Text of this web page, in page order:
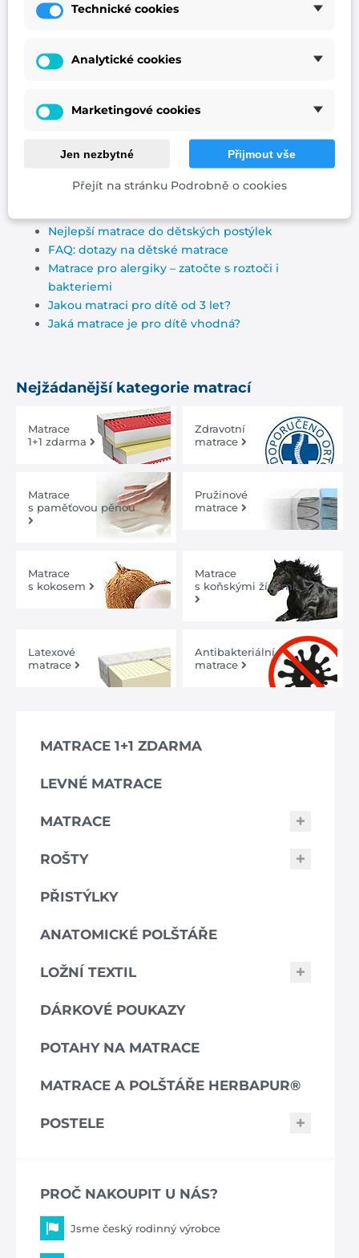
Uložte své děťátko do postýlky s moderní přírodní
a uvidíte, jak vám bude krásně prospívat.
Matrace do dětské postýlky 120x60 Baby Natural
Další tipy na dětské matracedo postýlky:
Nejlepší matrace do dětských postýlek
FAQ: dotazy na dětské matrace
Matrace pro alergiky – zatočte s roztoči i
bakteriemi
Jakou matraci pro dítě od 3 let?
Jaká matrace je pro dítě vhodná?
Nejžádanější kategorie matrací
Matrace
1+1 zdarma
Zdravotní
matrace
Matrace
s paměťovou pěnou
Pružinové
matrace
Matrace
s kokosem
Matrace
s koňskými žíněmi
Latexové
matrace
Antibakteriální
matrace
MATRACE 1+1 ZDARMA
LEVNÉ MATRACE
MATRACE
ROŠTY
PŘISTÝLKY
ANATOMICKÉ POLŠTÁŘE
LOŽNÍ TEXTIL
DÁRKOVÉ POUKAZY
POTAHY NA MATRACE
MATRACE A POLŠTÁŘE HERBAPUR®
POSTELE
PROČ NAKOUPIT U NÁS?
Jsme český rodinný výrobce
Technické cookies
Analytické cookies
Marketingové cookies
Jen nezbytné Přijmout vše
Přejít na stránku Podrobně o cookies